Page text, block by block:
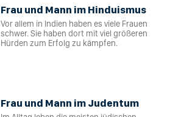
Frau und Mann im Hinduismus
Vor allem in Indien haben es viele Frauen
schwer. Sie haben dort mit viel größeren
Hürden zum Erfolg zu kämpfen.
Frau und Mann im Judentum